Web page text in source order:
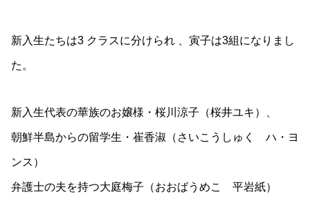
新入生たちは3 クラスに分けられ 、寅子は3組になりまし
た。
新入生代表の華族のお嬢様・桜川涼子（桜井ユキ）、
朝鮮半島からの留学生・崔香淑（さいこうしゅく ハ・ヨ
ンス）
弁護士の夫を持つ大庭梅子（おおばうめこ 平岩紙）